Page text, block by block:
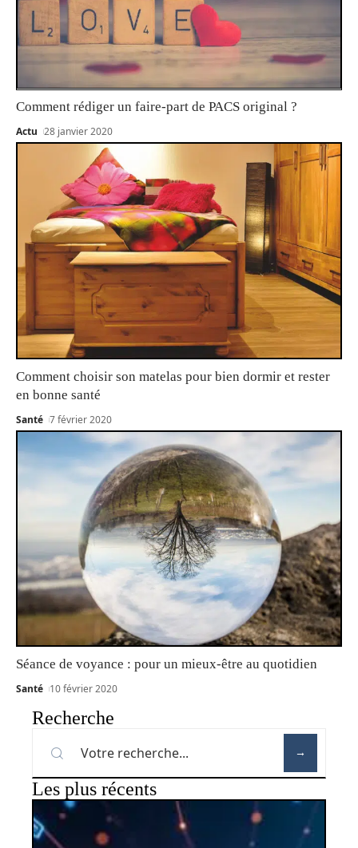
Comment rédiger un faire-part de PACS original ?
Actu 28 janvier 2020
Comment choisir son matelas pour bien dormir et rester
en bonne santé
Santé 7 février 2020
Séance de voyance : pour un mieux-être au quotidien
Santé 10 février 2020
Recherche
Les plus récents